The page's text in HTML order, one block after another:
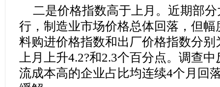
二是价格指数高于上月。近期部
行，制造业市场价格总体回落，但
料购进价格指数和出厂价格指数分别
上月上升4.2?和2.3个百分点。调查
流成本高的企业占比均连续4个月回